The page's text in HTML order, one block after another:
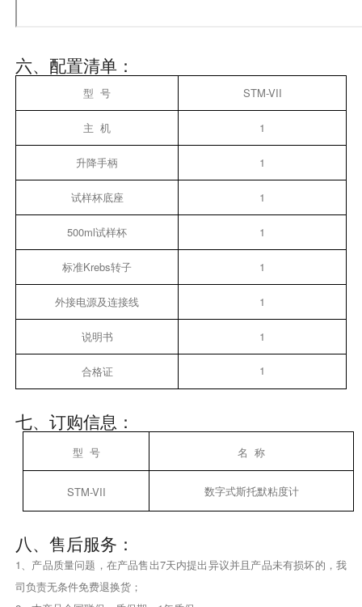
六、配置清单：
型 号 STM-VII
主 机 1
升降手柄 1
试样杯底座 1
500ml试样杯 1
标准Krebs转子 1
外接电源及连接线 1
说明书 1
合格证 1
七、订购信息：
型 号 名 称
STM-VII 数字式斯托默粘度计
八、售后服务：
1、产品质量问题，在产品售出7天内提出异议并且产品未有损坏的，我
司负责无条件免费退换货；